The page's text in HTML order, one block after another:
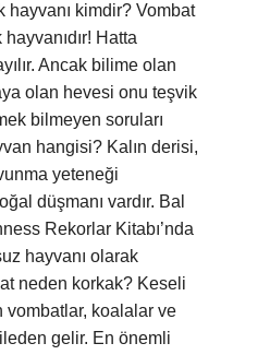
hayvanı kimdir? Vombat
Hatta
Ancak bilime olan
olan hevesi onu teşvik
bilmeyen soruları
hangisi? Kalın derisi,
yeteneği
düşmanı vardır. Bal
Rekorlar Kitabı’nda
hayvanı olarak
neden korkak? Keseli
vombatlar, koalalar ve
gelir. En önemli